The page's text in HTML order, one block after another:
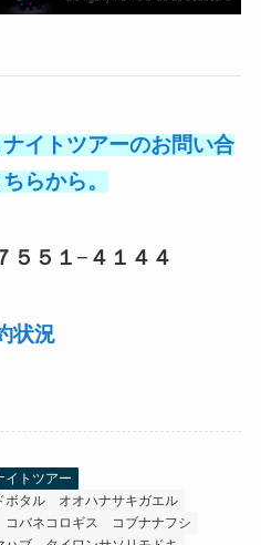
イトツアーのお問い合
らから。
５１−４１４４
状況
イトツアー
ボタル
オオハナサキガエル
コバネコロギス
コブナナフシ